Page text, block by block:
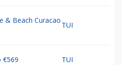
& Beach Curacao
TUI
€569 TUI